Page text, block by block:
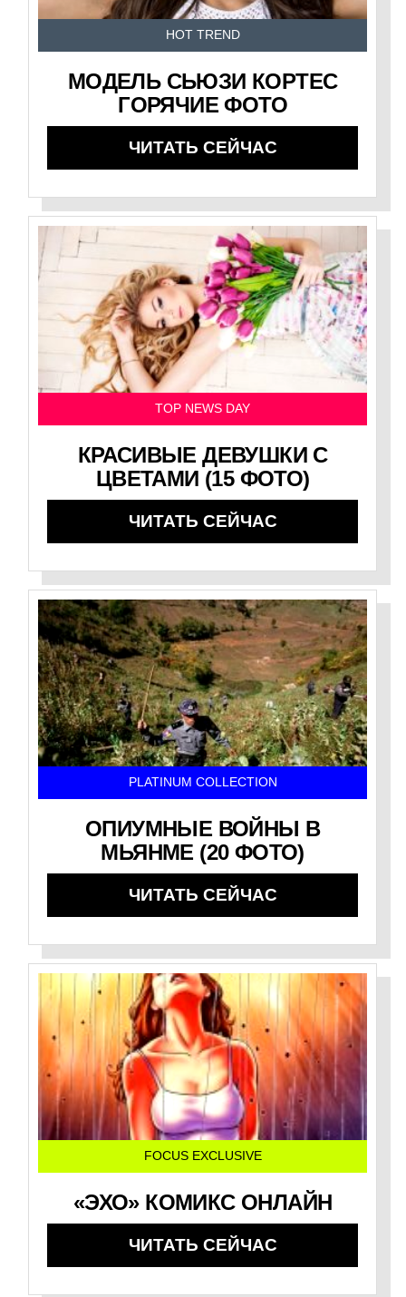
HOT TREND
МОДЕЛЬ СЬЮЗИ КОРТЕС
ГОРЯЧИЕ ФОТО
ЧИТАТЬ СЕЙЧАС
TOP NEWS DAY
КРАСИВЫЕ ДЕВУШКИ С
ЦВЕТАМИ (15 ФОТО)
ЧИТАТЬ СЕЙЧАС
PLATINUM COLLECTION
ОПИУМНЫЕ ВОЙНЫ В
МЬЯНМЕ (20 ФОТО)
ЧИТАТЬ СЕЙЧАС
FOCUS EXCLUSIVE
«ЭХО» КОМИКС ОНЛАЙН
ЧИТАТЬ СЕЙЧАС